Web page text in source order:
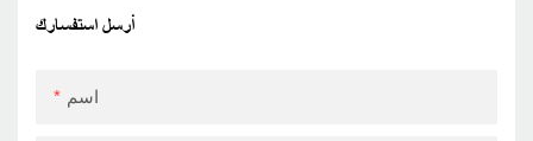
محول مدمج
أرسل استفسارك
اسم